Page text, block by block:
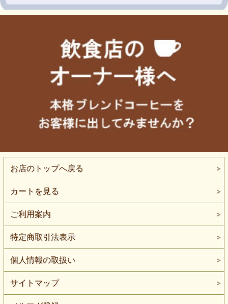
お店のトップへ戻る
カートを見る
ご利用案内
特定商取引法表示
個人情報の取扱い
サイトマップ